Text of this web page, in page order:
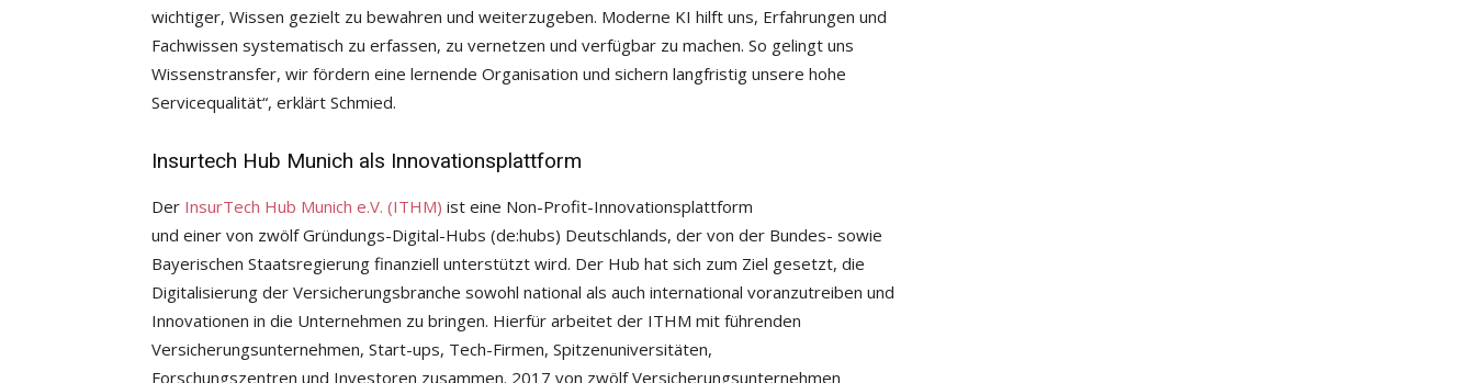
wichtiger, Wissen gezielt zu bewahren und weiterzugeben. Moderne KI hilft uns, Erfahrungen und
Fachwissen systematisch zu erfassen, zu vernetzen und verfügbar zu machen. So gelingt uns
Wissenstransfer, wir fördern eine lernende Organisation und sichern langfristig unsere hohe
Servicequalität“, erklärt Schmied.
Insurtech Hub Munich als Innovationsplattform
Der InsurTech Hub Munich e.V. (ITHM) ist eine Non-Profit-Innovationsplattform
und einer von zwölf Gründungs-Digital-Hubs (de:hubs) Deutschlands, der von der Bundes- sowie
Bayerischen Staatsregierung finanziell unterstützt wird. Der Hub hat sich zum Ziel gesetzt, die
Digitalisierung der Versicherungsbranche sowohl national als auch international voranzutreiben und
Innovationen in die Unternehmen zu bringen. Hierfür arbeitet der ITHM mit führenden
Versicherungsunternehmen, Start-ups, Tech-Firmen, Spitzenuniversitäten,
Forschungszentren und Investoren zusammen. 2017 von zwölf Versicherungsunternehmen